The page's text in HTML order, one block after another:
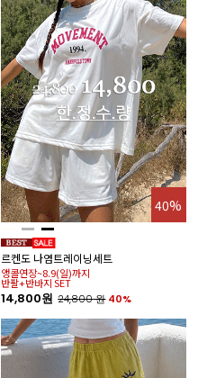
40%
르켄도 나염트레이닝세트
앵콜연장~8.9(일)까지
반팔+반바지 SET
14,800원 24,800원 40%